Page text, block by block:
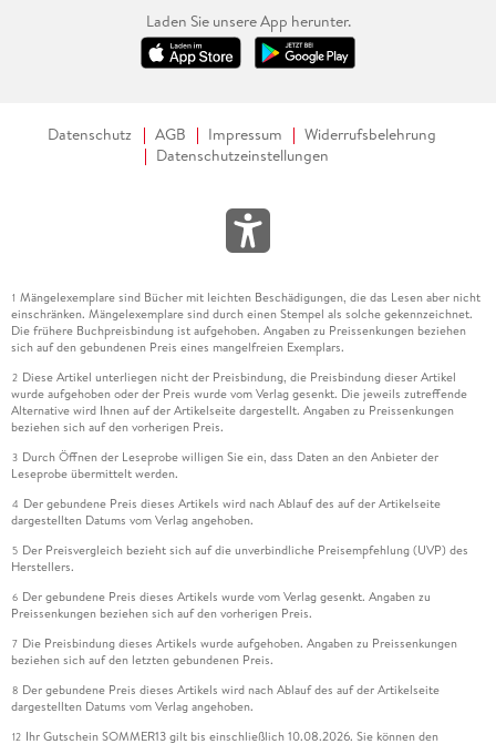
Laden Sie unsere App herunter.
Datenschutz AGB Impressum
Widerrufsbelehrung
Datenschutzeinstellungen
1 Mängelexemplare sind Bücher mit leichten Beschädigungen, die das Lesen aber nicht
einschränken. Mängelexemplare sind durch einen Stempel als solche gekennzeichnet.
Die frühere Buchpreisbindung ist aufgehoben. Angaben zu Preissenkungen beziehen
sich auf den gebundenen Preis eines mangelfreien Exemplars.
2 Diese Artikel unterliegen nicht der Preisbindung, die Preisbindung dieser Artikel
wurde aufgehoben oder der Preis wurde vom Verlag gesenkt. Die jeweils zutreffende
Alternative wird Ihnen auf der Artikelseite dargestellt. Angaben zu Preissenkungen
beziehen sich auf den vorherigen Preis.
3 Durch Öffnen der Leseprobe willigen Sie ein, dass Daten an den Anbieter der
Leseprobe übermittelt werden.
4 Der gebundene Preis dieses Artikels wird nach Ablauf des auf der Artikelseite
dargestellten Datums vom Verlag angehoben.
5 Der Preisvergleich bezieht sich auf die unverbindliche Preisempfehlung (UVP) des
Herstellers.
6 Der gebundene Preis dieses Artikels wurde vom Verlag gesenkt. Angaben zu
Preissenkungen beziehen sich auf den vorherigen Preis.
7 Die Preisbindung dieses Artikels wurde aufgehoben. Angaben zu Preissenkungen
beziehen sich auf den letzten gebundenen Preis.
8 Der gebundene Preis dieses Artikels wird nach Ablauf des auf der Artikelseite
dargestellten Datums vom Verlag angehoben.
12 Ihr Gutschein SOMMER13 gilt bis einschließlich 10.08.2026. Sie können den